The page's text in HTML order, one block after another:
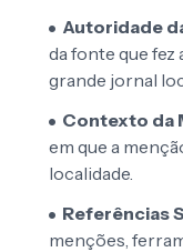
Autoridade
da fonte que fez
grande jornal
Contexto da
em que a
localidade.
Referências
menções,